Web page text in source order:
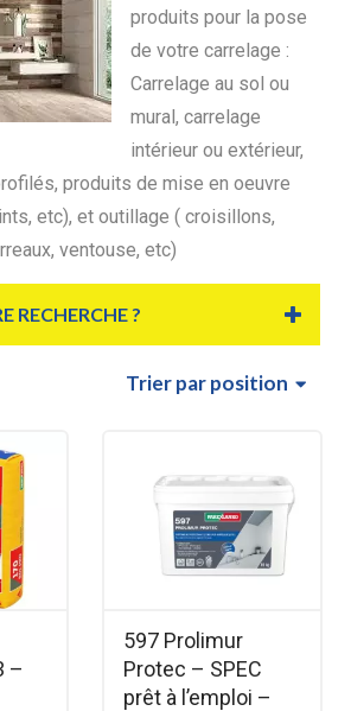
produits pour la pose
de votre carrelage :
Carrelage au sol ou
mural, carrelage
intérieur ou extérieur,
produits de mise en oeuvre
etc), et outillage ( croisillons,
ventouse, etc)
RECHERCHE ?
Trierpar position
–
597 Prolimur
Protec – SPEC
prêt à l’emploi –